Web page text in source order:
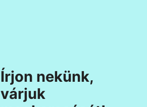
Írjon nekünk,
várjuk